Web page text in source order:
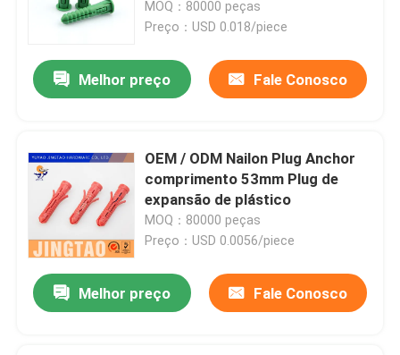
MOQ：80000 peças
Preço：USD 0.018/piece
Melhor preço Fale Conosco
OEM / ODM Nailon Plug Anchor
comprimento 53mm Plug de
expansão de plástico
MOQ：80000 peças
Preço：USD 0.0056/piece
Melhor preço Fale Conosco